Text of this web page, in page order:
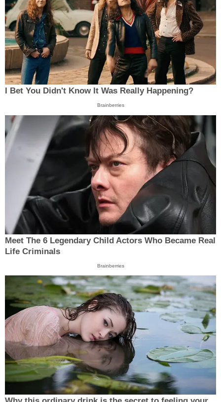
I Bet You Didn't Know It Was Really Happening?
Brainberries
Meet The 6 Legendary Child Actors Who Became Real
Life Criminals
Brainberries